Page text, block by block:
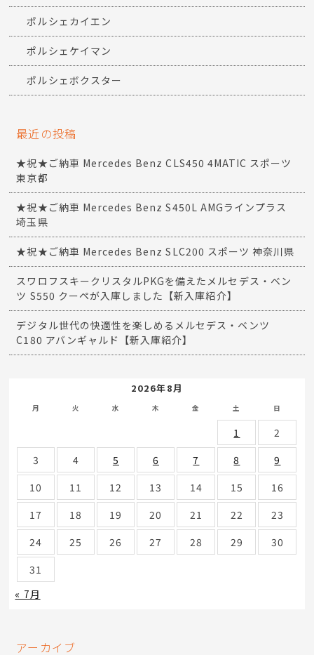
ポルシェカイエン
ポルシェケイマン
ポルシェボクスター
最近の投稿
★祝★ご納車 Mercedes Benz CLS450 4MATIC スポーツ
東京都
★祝★ご納車 Mercedes Benz S450L AMGラインプラス
埼玉県
★祝★ご納車 Mercedes Benz SLC200 スポーツ 神奈川県
スワロフスキークリスタルPKGを備えたメルセデス・ベン
ツ S550 クーペが入庫しました【新入庫紹介】
デジタル世代の快適性を楽しめるメルセデス・ベンツ
C180 アバンギャルド【新入庫紹介】
2026年8月
月 火 水 木 金 土 日
1
2
3
4 5 6 7 8
9
10
11 12 13 14 15
16
17
18 19 20 21 22
23
24
25 26 27 28 29
30
31
« 7月
アーカイブ